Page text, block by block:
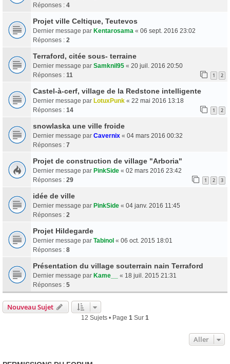
Réponses : 4
Projet ville Celtique, Teutevos
Dernier message par Kentarosama « 06 sept. 2016 23:02
Réponses : 2
Terraford, citée sous- terraine
Dernier message par Samknil95 « 20 juil. 2016 20:50
Réponses : 11 1 2
Castel-à-cerf, village de la Redstone intelligente
Dernier message par LotuxPunk « 22 mai 2016 13:18
Réponses : 14 1 2
snowlaska une ville froide
Dernier message par Cavernix « 04 mars 2016 00:32
Réponses : 7
Projet de construction de village "Arboria"
Dernier message par PinkSide « 02 mars 2016 23:42
Réponses : 29 1 2 3
idée de ville
Dernier message par PinkSide « 04 janv. 2016 11:45
Réponses : 2
Projet Hildegarde
Dernier message par Tabinol « 06 oct. 2015 18:01
Réponses : 8
Présentation du village souterrain nain Terraford
Dernier message par Kame__ « 18 juil. 2015 21:31
Réponses : 5
Nouveau Sujet
12 Sujets • Page 1 Sur 1
Aller